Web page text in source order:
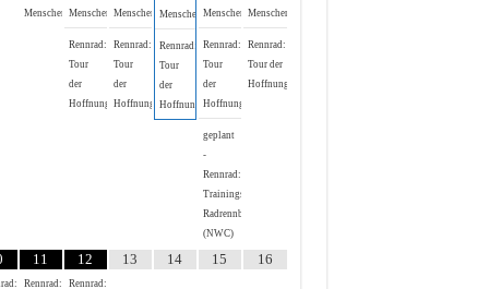
MenschenrechteMenschenrechte
Rennrad:
Tour
der
Hoffnung
Menschenrechte
Rennrad:
Tour
der
Hoffnung
Menschenrechte
Rennrad:
Tour
der
Hoffnung
Menschenrechte
Rennrad:
Tour
der
Hoffnung
geplant
-
Rennrad:
Trainingsrennen
Radrennbahn
(NWC)
Menschenrechte
Rennrad:
Tour der
Hoffnung
11
Rennrad:
12
Rennrad:
13 14 15 16